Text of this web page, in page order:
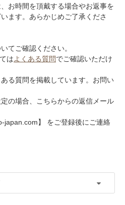
お時間を頂戴する場合やお返事を
ます。あらかじめご了承くださ
てご確認ください。
はよくある質問でご確認いただけ
る質問を掲載しています。お問い
の場合、こちらからの返信メール
】 をご登録後にご連絡